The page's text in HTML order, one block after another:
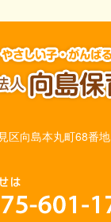
区向島本丸町68番地